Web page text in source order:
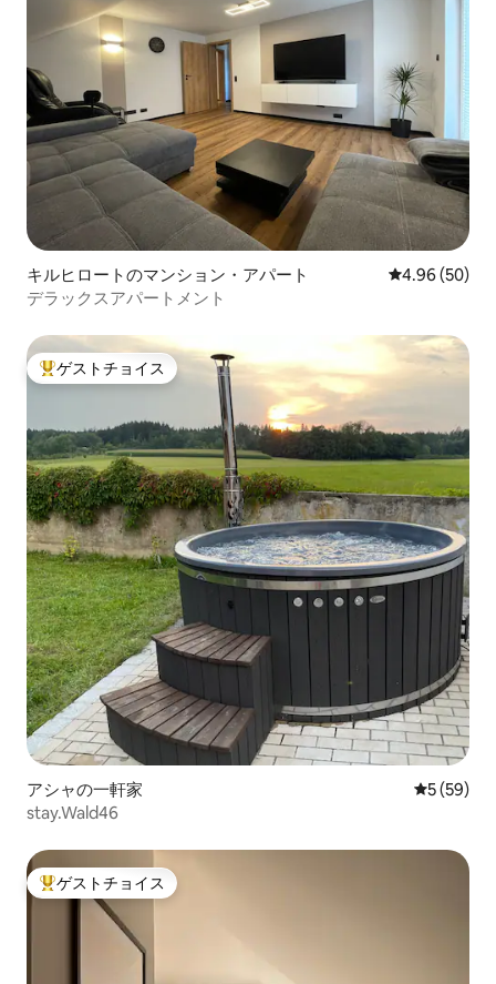
キルヒロートのマンション・アパート レビュー50
4.96 (50)
デラックスアパートメント
大好評のゲストチョイスです。
ゲストチョイス
アシャの一軒家 レビュー
5 (59)
stay.Wald46
大好評のゲストチョイスです。
ゲストチョイス